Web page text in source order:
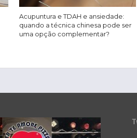
Acupuntura e TDAH e ansiedade:
quando a técnica chinesa pode ser
uma opção complementar?